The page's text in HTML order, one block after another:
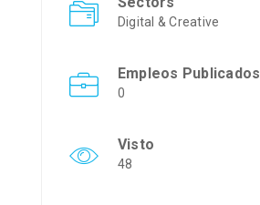
Digital & Creative
Empleos Publicados
0
Visto
48